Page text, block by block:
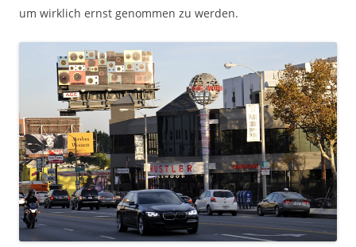
um wirklich ernst genommen zu werden.